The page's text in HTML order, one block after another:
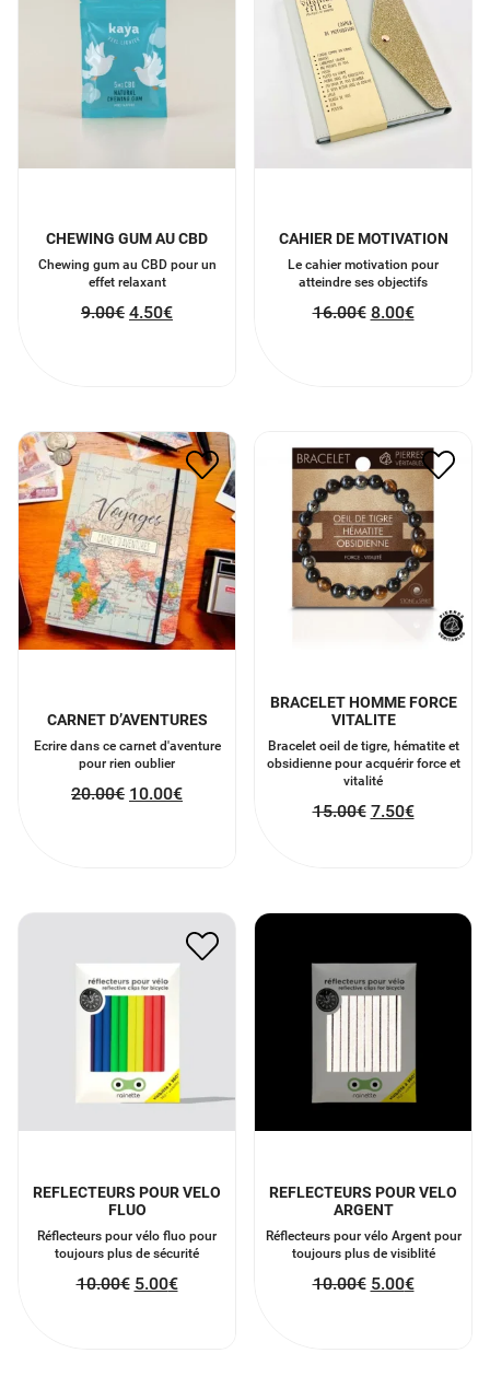
CHEWING GUM AU CBD
Chewing gum au CBD pour un
effet relaxant
9.00€ 4.50€
CAHIER DE MOTIVATION
Le cahier motivation pour
atteindre ses objectifs
16.00€ 8.00€
20.00€ 10.00€
CARNET D’AVENTURES
Ecrire dans ce carnet d'aventure
pour rien oublier
20.00€ 10.00€
15.00€ 7.50€
BRACELET HOMME FORCE
VITALITE
Bracelet oeil de tigre, hématite et
obsidienne pour acquérir force et
vitalité
15.00€ 7.50€
VELO FLUO
REFLECTEURS POUR VELO
FLUO
Réflecteurs pour vélo fluo pour
toujours plus de sécurité
10.00€ 5.00€
VELO ARGENT
REFLECTEURS POUR VELO
ARGENT
Réflecteurs pour vélo Argent pour
toujours plus de visiblité
10.00€ 5.00€